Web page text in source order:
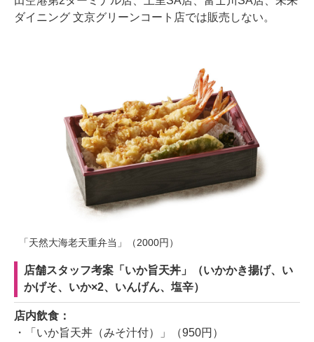
ダイニング 文京グリーンコート店では販売しない。
「天然大海老天重弁当」（2000円）
店舗スタッフ考案「いか旨天丼」（いかかき揚げ、い
かげそ、いか×2、いんげん、塩辛）
店内飲食：
・「いか旨天丼（みそ汁付）」（950円）